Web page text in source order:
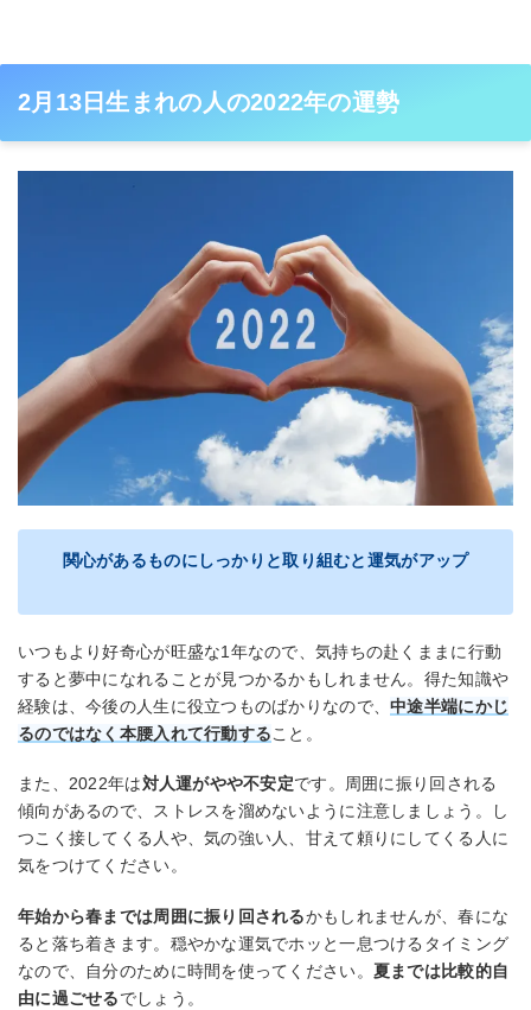
2月13日生まれの人の2022年の運勢
関心があるものにしっかりと取り組むと運気がアップ
いつもより好奇心が旺盛な1年なので、気持ちの赴くままに行動
すると夢中になれることが見つかるかもしれません。得た知識や
経験は、今後の人生に役立つものばかりなので、中途半端にかじ
るのではなく本腰入れて行動すること。
また、2022年は対人運がやや不安定です。周囲に振り回される
傾向があるので、ストレスを溜めないように注意しましょう。し
つこく接してくる人や、気の強い人、甘えて頼りにしてくる人に
気をつけてください。
年始から春までは周囲に振り回されるかもしれませんが、春にな
ると落ち着きます。穏やかな運気でホッと一息つけるタイミング
なので、自分のために時間を使ってください。 夏までは比較的自
由に過ごせるでしょう。